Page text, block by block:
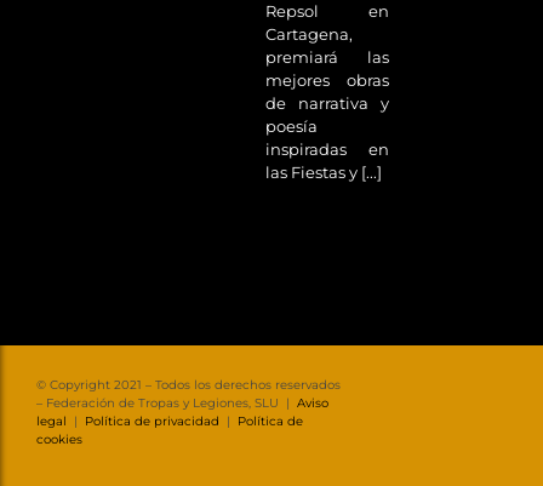
Repsol en
Cartagena,
premiará las
mejores obras
de narrativa y
poesía
inspiradas en
las Fiestas y [...]
© Copyright 2021 – Todos los derechos reservados
– Federación de Tropas y Legiones, SLU | Aviso
legal | Política de privacidad | Política de
cookies